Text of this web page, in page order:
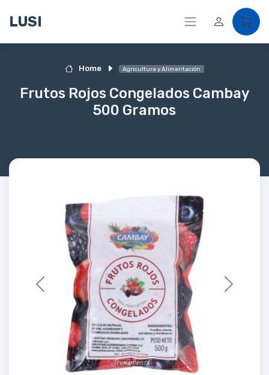
LUSI
Home Agricultura y Alimentación
Frutos Rojos Congelados Cambay
500 Gramos
Previous Next